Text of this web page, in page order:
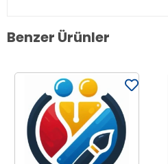
Benzer Ürünler